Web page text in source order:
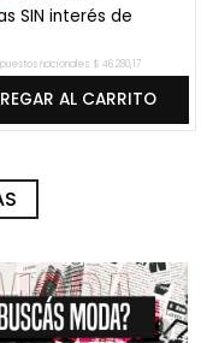
SIN interés de
nacionales: $ 46.280,17
AL CARRITO